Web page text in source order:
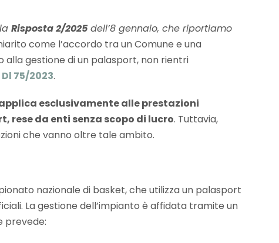
la Risposta 2/2025dell’8 gennaio, che riportiamo
come l’accordo tra un Comune e una
gestione di un palasport, non rientri
Dl 75/2023.
applica esclusivamente alle prestazioni
rese da enti senza scopo di lucro. Tuttavia,
che vanno oltre tale ambito.
nazionale di basket, che utilizza un palasport
La gestione dell’impianto è affidata tramite un
prevede: